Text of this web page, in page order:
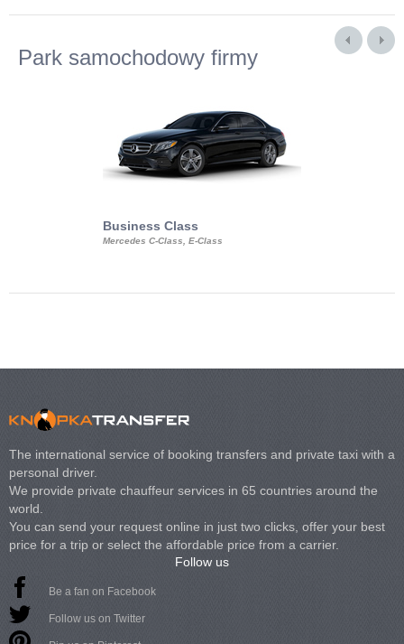
Park samochodowy firmy
Business Class
Mercedes C-Class, E-Class
The international service of booking transfers and private taxi with a
personal driver.
We provide private chauffeur services in 65 countries around the
world.
You can send your request online in just two clicks, offer your best
price for a trip or select the affordable price from a carrier.
Follow us
Be a fan on Facebook
Follow us on Twitter